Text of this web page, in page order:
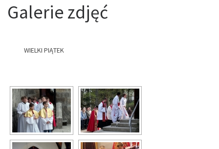
Galerie zdjęć
WIELKI PIĄTEK